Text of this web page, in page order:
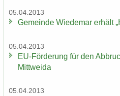
05.04.2013
Ge­mein­de Wie­de­mar er­hält
05.04.2013
EU-​Förderung für den
Mitt­wei­da
05.04.2013